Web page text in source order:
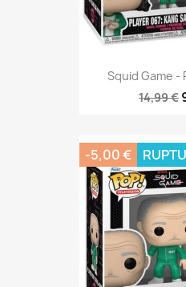
Squid Game -
14,99 €
-5,00 €